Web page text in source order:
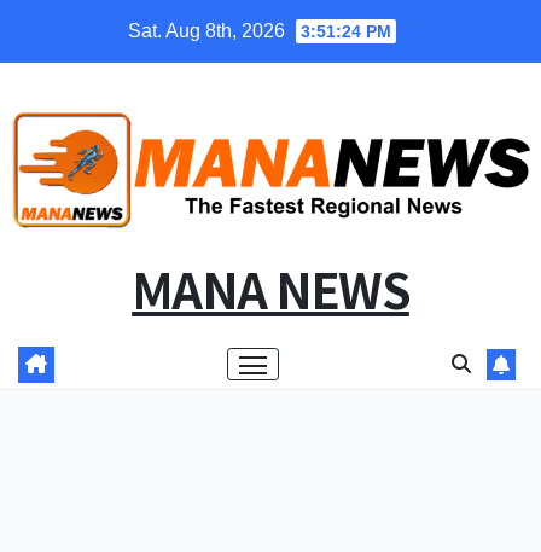
Sat. Aug 8th, 2026 3:51:25 PM
MANA NEWS